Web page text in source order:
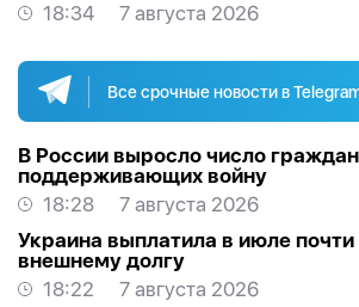
18:34
7 августа 2026
Все срочные новости в
В России выросло число
поддерживающих войну
18:28
7 августа 2026
Украина выплатила в июле
внешнему долгу
18:22
7 августа 2026